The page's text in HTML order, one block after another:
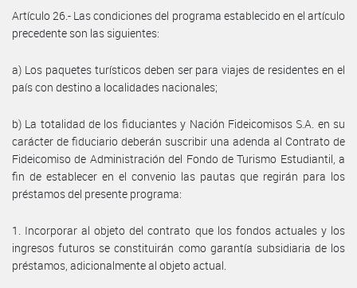
Artículo 26.- Las condiciones del programa establecido en el artículo
precedente son las siguientes:
a) Los paquetes turísticos deben ser para viajes de residentes en el
país con destino a localidades nacionales;
b) La totalidad de los fiduciantes y Nación Fideicomisos S.A. en su
carácter de fiduciario deberán suscribir una adenda al Contrato de
Fideicomiso de Administración del Fondo de Turismo Estudiantil, a
fin de establecer en el convenio las pautas que regirán para los
préstamos del presente programa:
1. Incorporar al objeto del contrato que los fondos actuales y los
ingresos futuros se constituirán como garantía subsidiaria de los
préstamos, adicionalmente al objeto actual.